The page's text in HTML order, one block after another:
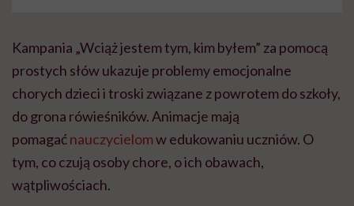
Kampania „Wciąż jestem tym, kim byłem” za pomocą
prostych słów ukazuje problemy emocjonalne
chorych dzieci i troski związane z powrotem do szkoły,
do grona rówieśników. Animacje mają
pomagaćnauczycielomw edukowaniu uczniów. O
tym, co czują osoby chore, o ich obawach,
wątpliwościach.